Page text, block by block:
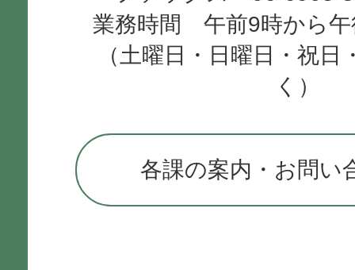
業務時間 午前9時から午
（土曜日・日曜日・祝日
く）
各課の案内・お問い